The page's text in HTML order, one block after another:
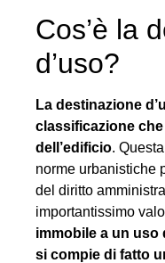
Cos’è la
d’uso?
La destinazione
classificazione
dell’edificio.
norme urbanistiche
del diritto
importantissimo
immobile a un
si compie di fatto